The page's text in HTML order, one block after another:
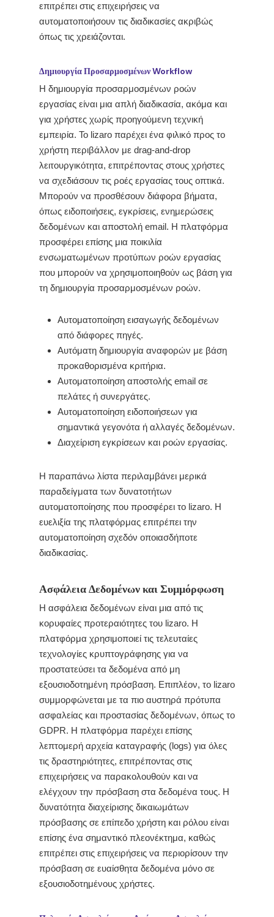
επιτρέπει στις επιχειρήσεις να
αυτοματοποιήσουν τις διαδικασίες ακριβώς
όπως τις χρειάζονται.
Δημιουργία Προσαρμοσμένων Workflow
Η δημιουργία προσαρμοσμένων ροών
εργασίας είναι μια απλή διαδικασία, ακόμα και
για χρήστες χωρίς προηγούμενη τεχνική
εμπειρία. Το lizaro παρέχει ένα φιλικό προς το
χρήστη περιβάλλον με drag-and-drop
λειτουργικότητα, επιτρέποντας στους χρήστες
να σχεδιάσουν τις ροές εργασίας τους οπτικά.
Μπορούν να προσθέσουν διάφορα βήματα,
όπως ειδοποιήσεις, εγκρίσεις, ενημερώσεις
δεδομένων και αποστολή email. Η πλατφόρμα
προσφέρει επίσης μια ποικιλία
ενσωματωμένων προτύπων ροών εργασίας
που μπορούν να χρησιμοποιηθούν ως βάση για
τη δημιουργία προσαρμοσμένων ροών.
Αυτοματοποίηση εισαγωγής δεδομένων
από διάφορες πηγές.
Αυτόματη δημιουργία αναφορών με βάση
προκαθορισμένα κριτήρια.
Αυτοματοποίηση αποστολής email σε
πελάτες ή συνεργάτες.
Αυτοματοποίηση ειδοποιήσεων για
σημαντικά γεγονότα ή αλλαγές δεδομένων.
Διαχείριση εγκρίσεων και ροών εργασίας.
Η παραπάνω λίστα περιλαμβάνει μερικά
παραδείγματα των δυνατοτήτων
αυτοματοποίησης που προσφέρει το lizaro. Η
ευελιξία της πλατφόρμας επιτρέπει την
αυτοματοποίηση σχεδόν οποιασδήποτε
διαδικασίας.
Ασφάλεια Δεδομένων και Συμμόρφωση
Η ασφάλεια δεδομένων είναι μια από τις
κορυφαίες προτεραιότητες του lizaro. Η
πλατφόρμα χρησιμοποιεί τις τελευταίες
τεχνολογίες κρυπτογράφησης για να
προστατεύσει τα δεδομένα από μη
εξουσιοδοτημένη πρόσβαση. Επιπλέον, το lizaro
συμμορφώνεται με τα πιο αυστηρά πρότυπα
ασφαλείας και προστασίας δεδομένων, όπως το
GDPR. Η πλατφόρμα παρέχει επίσης
λεπτομερή αρχεία καταγραφής (logs) για όλες
τις δραστηριότητες, επιτρέποντας στις
επιχειρήσεις να παρακολουθούν και να
ελέγχουν την πρόσβαση στα δεδομένα τους. Η
δυνατότητα διαχείρισης δικαιωμάτων
πρόσβασης σε επίπεδο χρήστη και ρόλου είναι
επίσης ένα σημαντικό πλεονέκτημα, καθώς
επιτρέπει στις επιχειρήσεις να περιορίσουν την
πρόσβαση σε ευαίσθητα δεδομένα μόνο σε
εξουσιοδοτημένους χρήστες.